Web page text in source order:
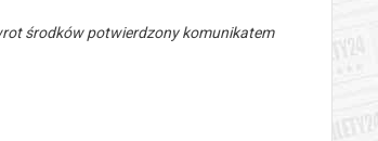
środków potwierdzony komunikatem